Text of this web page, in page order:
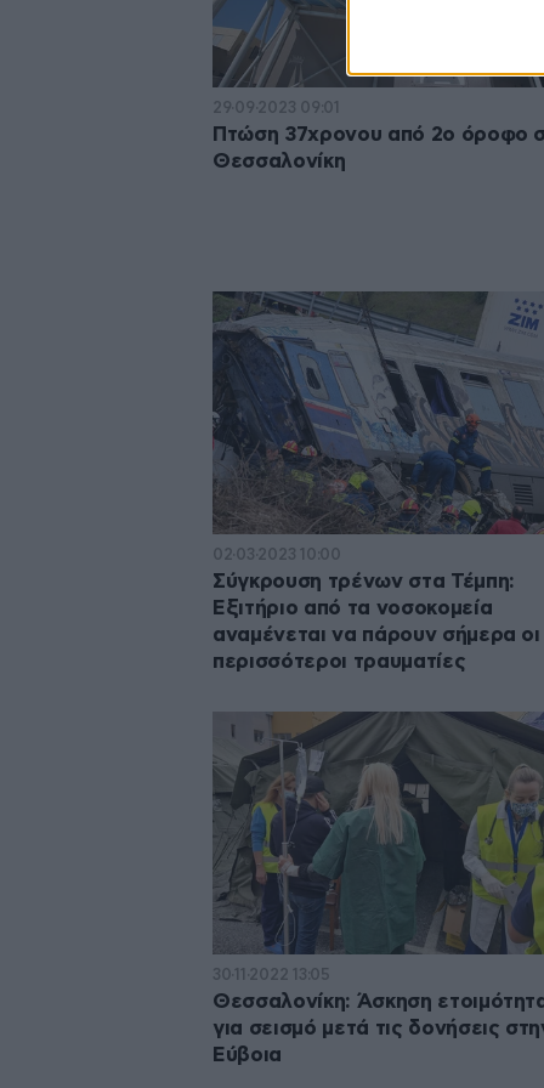
29·09·2023 09:01
Πτώση 37χρονου από 2ο όροφο
Θεσσαλονίκη
02·03·2023 10:00
Σύγκρουση τρένων στα Τέμπη:
Εξιτήριο από τα νοσοκομεία
αναμένεται να πάρουν σήμερα οι
περισσότεροι τραυματίες
30·11·2022 13:05
Θεσσαλονίκη: Άσκηση
για σεισμό μετά τις δονήσεις
Εύβοια